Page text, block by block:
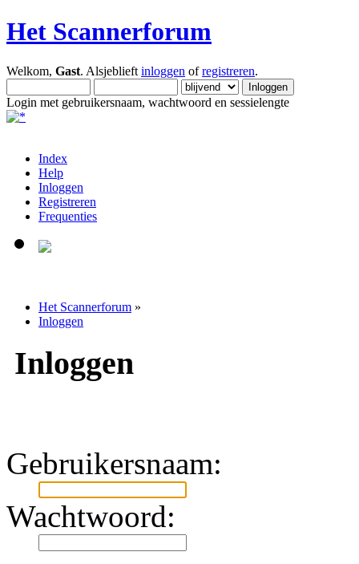
Het Scannerforum
Welkom, Gast. Alsjeblieft inloggen ofregistreren.
Login met gebruikersnaam, wachtwoord en sessielengte
Index
Help
Inloggen
Registreren
Frequenties
Het Scannerforum »
Inloggen
Inloggen
Gebruikersnaam:
Wachtwoord: